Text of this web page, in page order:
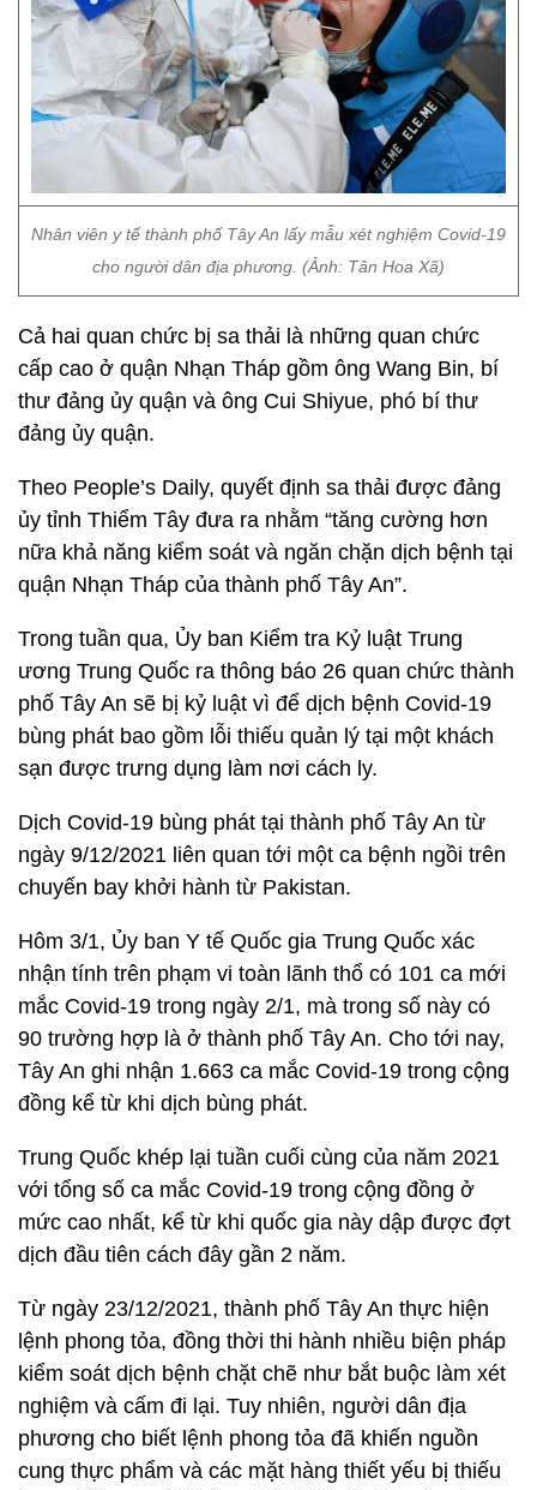
Nhân viên y tế thành phố Tây An lấy mẫu xét nghiệm Covid-19
cho người dân địa phương. (Ảnh: Tân Hoa Xã)
Cả hai quan chức bị sa thải là những quan chức
cấp cao ở quận Nhạn Tháp gồm ông Wang Bin, bí
thư đảng ủy quận và ông Cui Shiyue, phó bí thư
đảng ủy quận.
Theo People’s Daily, quyết định sa thải được đảng
ủy tỉnh Thiểm Tây đưa ra nhằm “tăng cường hơn
nữa khả năng kiểm soát và ngăn chặn dịch bệnh tại
quận Nhạn Tháp của thành phố Tây An”.
Trong tuần qua, Ủy ban Kiểm tra Kỷ luật Trung
ương Trung Quốc ra thông báo 26 quan chức thành
phố Tây An sẽ bị kỷ luật vì để dịch bệnh Covid-19
bùng phát bao gồm lỗi thiếu quản lý tại một khách
sạn được trưng dụng làm nơi cách ly.
Dịch Covid-19 bùng phát tại thành phố Tây An từ
ngày 9/12/2021 liên quan tới một ca bệnh ngồi trên
chuyến bay khởi hành từ Pakistan.
Hôm 3/1, Ủy ban Y tế Quốc gia Trung Quốc xác
nhận tính trên phạm vi toàn lãnh thổ có 101 ca mới
mắc Covid-19 trong ngày 2/1, mà trong số này có
90 trường hợp là ở thành phố Tây An. Cho tới nay,
Tây An ghi nhận 1.663 ca mắc Covid-19 trong cộng
đồng kể từ khi dịch bùng phát.
Trung Quốc khép lại tuần cuối cùng của năm 2021
với tổng số ca mắc Covid-19 trong cộng đồng ở
mức cao nhất, kể từ khi quốc gia này dập được đợt
dịch đầu tiên cách đây gần 2 năm.
Từ ngày 23/12/2021, thành phố Tây An thực hiện
lệnh phong tỏa, đồng thời thi hành nhiều biện pháp
kiểm soát dịch bệnh chặt chẽ như bắt buộc làm xét
nghiệm và cấm đi lại. Tuy nhiên, người dân địa
phương cho biết lệnh phong tỏa đã khiến nguồn
cung thực phẩm và các mặt hàng thiết yếu bị thiếu